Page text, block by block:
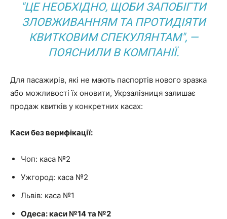
"ЦЕ НЕОБХІДНО, ЩОБИ ЗАПОБІГТИ
ЗЛОВЖИВАННЯМ ТА ПРОТИДІЯТИ
КВИТКОВИМ СПЕКУЛЯНТАМ", —
ПОЯСНИЛИ В КОМПАНІЇ.
Для пасажирів, які не мають паспортів нового зразка
або можливості їх оновити, Укрзалізниця залишає
продаж квитків у конкретних касах:
Каси без верифікації:
Чоп: каса №2
Ужгород: каса №2
Львів: каса №1
Одеса: каси №14 та №2